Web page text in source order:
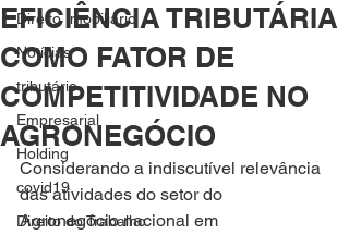
Direito Imobiliário
Notícias
tributário
Empresarial
Holding
covid19
Direito do Trabalho
EFICIÊNCIA TRIBUTÁRIA
COMO FATOR DE
COMPETITIVIDADE NO
AGRONEGÓCIO
Considerando a indiscutível relevância
das atividades do setor do
Agronegócio nacional em